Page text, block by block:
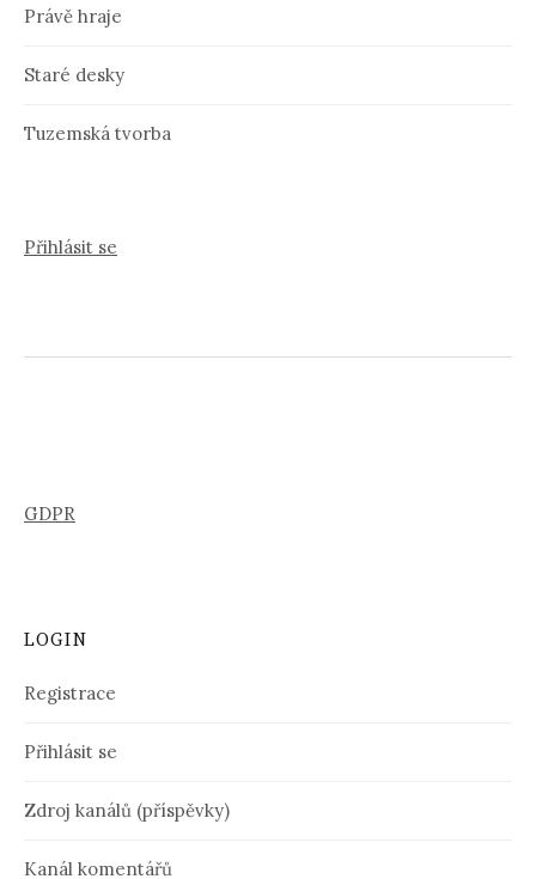
Právě hraje
Staré desky
Tuzemská tvorba
Přihlásit se
GDPR
LOGIN
Registrace
Přihlásit se
Zdroj kanálů (příspěvky)
Kanál komentářů